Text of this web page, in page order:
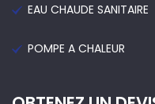
EAU CHAUDE SANITAIRE
POMPE A CHALEUR